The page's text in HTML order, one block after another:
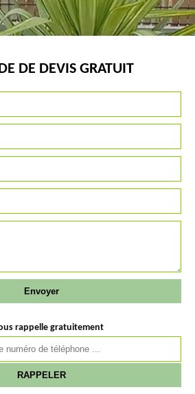
DE DEVIS GRATUIT
rappelle gratuitement